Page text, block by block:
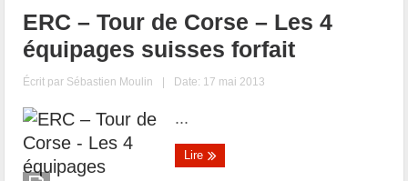
ERC – Tour de Corse – Les 4
équipages suisses forfait
Écrit par Sébastien Moulin | Date: 17 mai 2013
...
Lire